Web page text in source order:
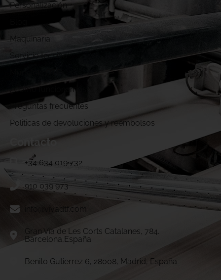
Personalización
Maquinaria
Servicio técnico
¿Cómo funcionamos?
Preguntas frecuentes
Politicas de devoluciones y reembolsos
Contacto
+34 634 019 732
910 039 973
info@vivadtf.com
Gran Vía de Les Corts Catalanes, 784.
Barcelona,España
Benito Gutierrez 6, 28008, Madrid, España